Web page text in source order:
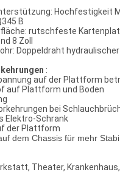
Hochfestigkeit
B
rutschfeste
8 Zoll
Doppeldraht
:
auf der Plattform
auf Plattform und Boden
bei
Elektro-Schrank
der Plattform
dem Chassis für mehr
Theater,